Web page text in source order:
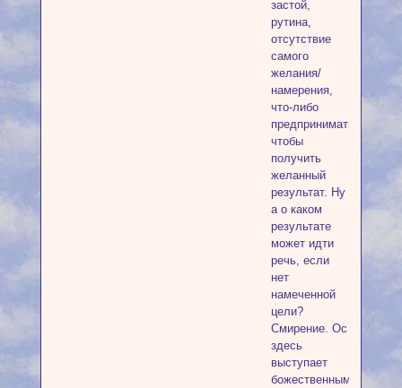
застой,
рутина,
отсутствие
самого
желания/
намерения,
что-либо
предпринимать,
чтобы
получить
желанный
результат. Ну
а о каком
результате
может идти
речь, если
нет
намеченной
цели?
Смирение. Ос
здесь
выступает
божественным